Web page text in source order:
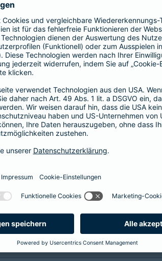
1, 2 oder 3 Wochen
und direkt abschließen
ab wann Ihr Xtra-Fahrer-Schutz